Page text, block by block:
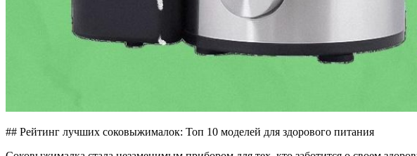
## Рейтинг лучших соковыжималок: Топ 10 моделей для здорового питания